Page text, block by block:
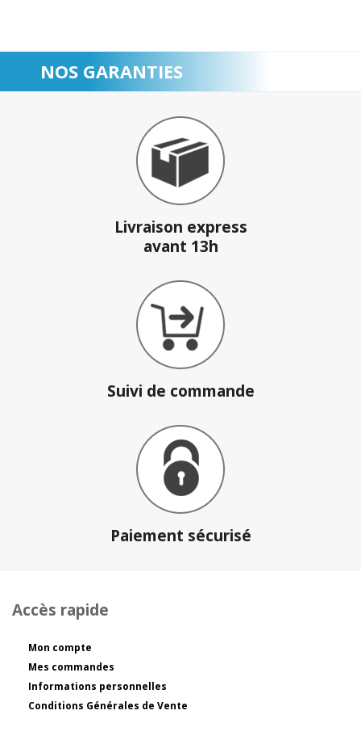
NOS GARANTIES
Livraison express
avant 13h
Suivi de commande
Paiement sécurisé
Accès rapide
Mon compte
Mes commandes
Informations personnelles
Conditions Générales de Vente